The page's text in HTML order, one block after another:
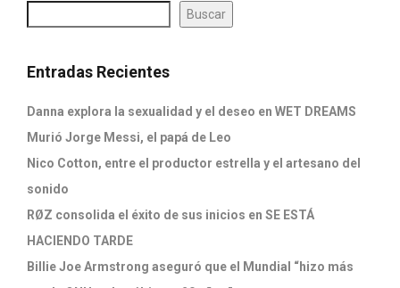
Buscar
Entradas Recientes
Danna explora la sexualidad y el deseo en WET DREAMS
Murió Jorge Messi, el papá de Leo
Nico Cotton, entre el productor estrella y el artesano del
sonido
RØZ consolida el éxito de sus inicios en SE ESTÁ
HACIENDO TARDE
Billie Joe Armstrong aseguró que el Mundial “hizo más